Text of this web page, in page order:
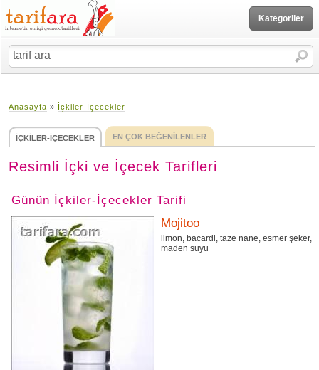
Kategoriler
Anasayfa » İçkiler-İçecekler
İÇKİLER-İÇECEKLER EN ÇOK BEĞENİLENLER
Resimli İçki ve İçecek Tarifleri
Günün İçkiler-İçecekler Tarifi
Mojitoo
limon, bacardi, taze nane, esmer şeker,
maden suyu